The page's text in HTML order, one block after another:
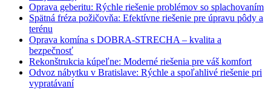
Oprava geberitu: Rýchle riešenie problémov so splachovaním
Spätná fréza požičovňa: Efektívne riešenie pre úpravu pôdy a
terénu
Oprava komína s DOBRA-STRECHA – kvalita a
bezpečnosť
Rekonštrukcia kúpeľne: Moderné riešenia pre váš komfort
Odvoz nábytku v Bratislave: Rýchle a spoľahlivé riešenie pri
vypratávaní